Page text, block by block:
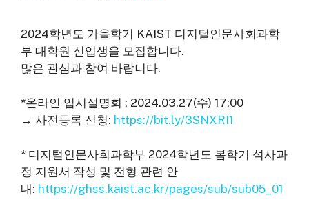
2024학년도 가을학기 KAIST 디지털인문사회과학
부 대학원 신입생을 모집합니다.
많은 관심과 참여 바랍니다.
*온라인 입시설명회 : 2024.03.27(수) 17:00
→ 사전등록 신청: https://bit.ly/3SNXRI1
* 디지털인문사회과학부 2024학년도 봄학기 석사과
정 지원서 작성 및 전형 관련 안
내: https://ghss.kaist.ac.kr/pages/sub/sub05_01